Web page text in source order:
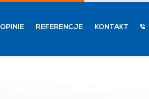
OPINIE REFERENCJE KONTAKT